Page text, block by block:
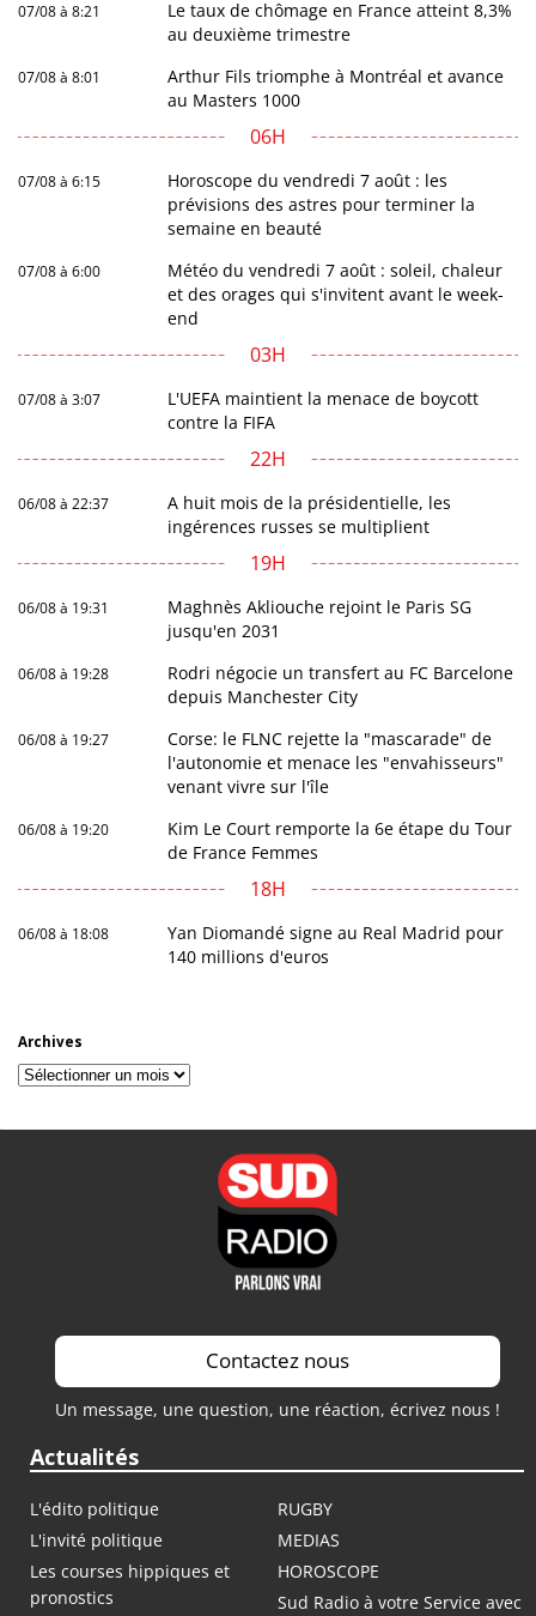
07/08 à 8:21
Le taux de chômage en France atteint 8,3%
au deuxième trimestre
07/08 à 8:01
Arthur Fils triomphe à Montréal et avance
au Masters 1000
06H
07/08 à 6:15
Horoscope du vendredi 7 août : les
prévisions des astres pour terminer la
semaine en beauté
07/08 à 6:00
Météo du vendredi 7 août : soleil, chaleur
et des orages qui s'invitent avant le week-
end
03H
07/08 à 3:07
L'UEFA maintient la menace de boycott
contre la FIFA
22H
06/08 à 22:37
A huit mois de la présidentielle, les
ingérences russes se multiplient
19H
06/08 à 19:31
Maghnès Akliouche rejoint le Paris SG
jusqu'en 2031
06/08 à 19:28
Rodri négocie un transfert au FC Barcelone
depuis Manchester City
06/08 à 19:27
Corse: le FLNC rejette la "mascarade" de
l'autonomie et menace les "envahisseurs"
venant vivre sur l'île
06/08 à 19:20
Kim Le Court remporte la 6e étape du Tour
de France Femmes
18H
06/08 à 18:08
Yan Diomandé signe au Real Madrid pour
140 millions d'euros
Archives
Archives
Contactez nous
Un message, une question, une réaction, écrivez nous !
Actualités
L'édito politique
RUGBY
L'invité politique
MEDIAS
Les courses hippiques et
pronostics
HOROSCOPE
Sud Radio à votre Service avec